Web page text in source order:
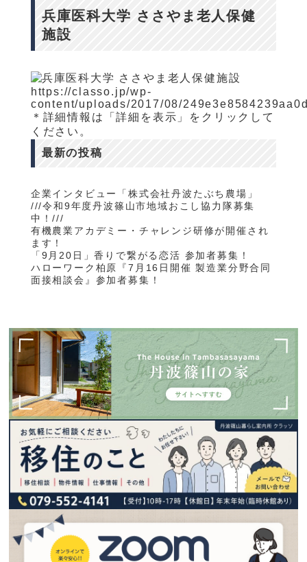
兵庫医科大学 ささやま老人保健
施設
https://classo.jp/wp-
content/uploads/2017/08/
＊詳細情報は「詳細を表示」をクリックして
ください。
最新の投稿
企業インタビュー「株式会社丹波たぶち農場」
///令和9年度丹波篠山市地域おこし協力隊募集
中！///
有機農業アカデミー・チャレンジ研修が開催され
ます！
「9月20日」香りで繋がる恋活 参加者募集！
ハローワーク柏原『7月16日開催 製造業分野合同
面接相談会』参加者募集！